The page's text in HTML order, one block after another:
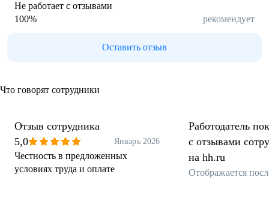
Не работает с отзывами
100% рекомендует
Оставить отзыв
Что говорят сотрудники
Отзыв сотрудника
5,0
Январь 2026
Честность в предложенных
условиях труда и оплате
Работодатель
с отзывами
на hh.ru
Отображается